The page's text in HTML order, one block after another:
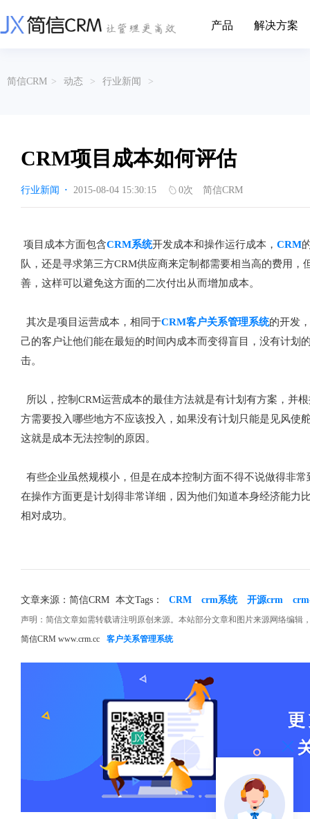
产品
营销云
从营销获客到商机转化的全流程管理
渠道云
融合分公司、经销商、总部伙伴管理
涵盖多种售前/后服务元素功能和接入
涵盖多种售前/后服务元素功能和接入
解决方案
挖现有客户价值以及开发更多新...
传媒企业自身由于数字化传媒的发
展，对其内部控制建设和完善也是...
进装修行业往
互联网等相关信息技术的发展是支撑
互联网金融模式发展的基石，给...
通过数字化方
享受个性化的
帮助文档
以CRM产品为基础的功能点
关于简信
简信CRM > 动态 > 行业新闻 >
CRM项目成本如何评估
行业新闻 · 2015-08-04 15:30:15 0次 简信CRM
项目成本方面包含CRM系统开发成本和操作运行成本， CRM
队，还是寻求第三方CRM供应商来定制都需要相当高的费用
善，这样可以避免这方面的二次付出从而增加成本。
其次是项目运营成本，相同于CRM客户关系管理系统的开发
己的客户让他们能在最短的时间内成本而变得盲目，没有计划
击。
所以，控制CRM运营成本的最佳方法就是有计划有方案，并
方需要投入哪些地方不应该投入，如果没有计划只能是见风使
这就是成本无法控制的原因。
有些企业虽然规模小，但是在成本控制方面不得不说做得非常
在操作方面更是计划得非常详细，因为他们知道本身经济能力
相对成功。
文章来源：简信CRM 本文Tags： CRM crm系统 开源crm
声明：简信文章如需转载请注明原创来源。本站部分文章和图片来源网络编
简信CRM www.crm.cc
客户关系管理系统